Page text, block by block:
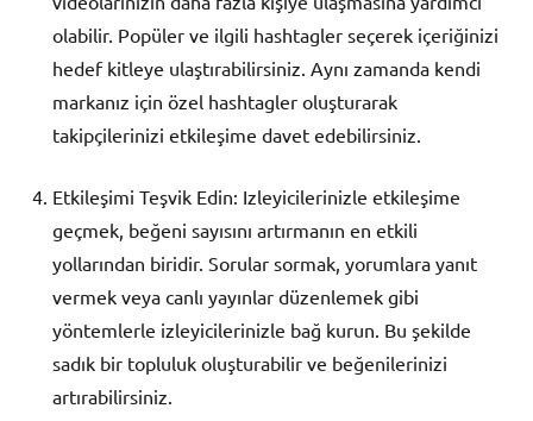
olabilir. Popüler ve ilgili hashtagler seçerek içeriğinizi
hedef kitleye ulaştırabilirsiniz. Aynı zamanda kendi
markanız için özel hashtagler oluşturarak
takipçilerinizi etkileşime davet edebilirsiniz.
Etkileşimi Teşvik Edin: Izleyicilerinizle etkileşime
geçmek, beğeni sayısını artırmanın en etkili
yollarından biridir. Sorular sormak, yorumlara yanıt
vermek veya canlı yayınlar düzenlemek gibi
yöntemlerle izleyicilerinizle bağ kurun. Bu şekilde
sadık bir topluluk oluşturabilir ve beğenilerinizi
artırabilirsiniz.